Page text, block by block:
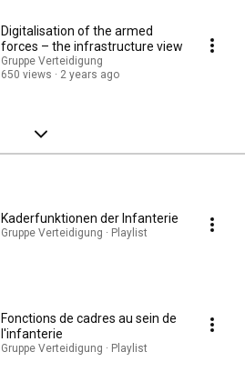
Digitalisation of the armed
forces – the infrastructure view
Gruppe Verteidigung
650 views
2 years ago
Kaderfunktionen der Infanterie
Gruppe Verteidigung · Playlist
Fonctions de cadres au sein de
l'infanterie
Gruppe Verteidigung · Playlist